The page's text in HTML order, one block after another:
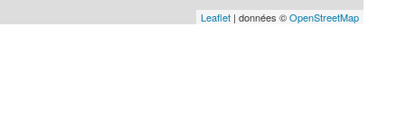
Leaflet | données ©OpenStreetMap